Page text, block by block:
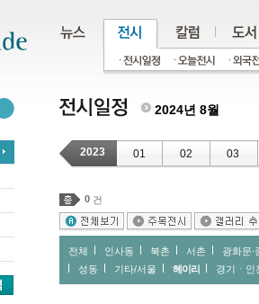
2024년 8월
2023 01 02 03
0 건
전체 인사동 북촌 서촌
광화문∙
성동
기타/서울 헤이리 경기ㆍ인